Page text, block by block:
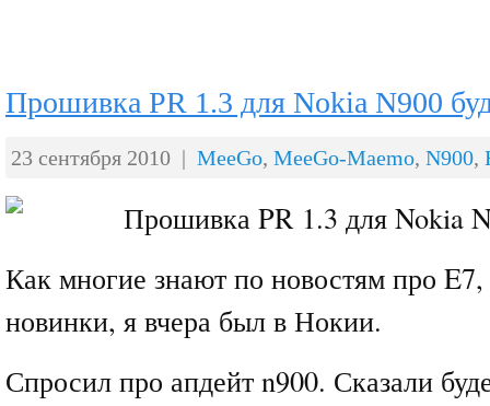
Прошивка PR 1.3 для Nokia N900
23 сентября 2010 | MeeGo, MeeGo-Maemo, N900,
Как многие знают по новостям про
новинки, я вчера был в Нокии.
Спросил про апдейт n900. Сказали